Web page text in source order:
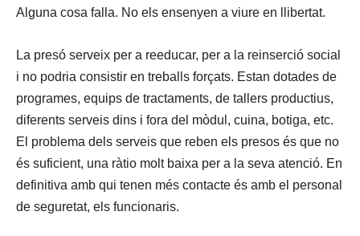
Alguna cosa falla. No els ensenyen a viure en llibertat.
La presó serveix per a reeducar, per a la reinserció social
i no podria consistir en treballs forçats. Estan dotades de
programes, equips de tractaments, de tallers productius,
diferents serveis dins i fora del mòdul, cuina, botiga, etc.
El problema dels serveis que reben els presos és que no
és suficient, una ràtio molt baixa per a la seva atenció. En
definitiva amb qui tenen més contacte és amb el personal
de seguretat, els funcionaris.